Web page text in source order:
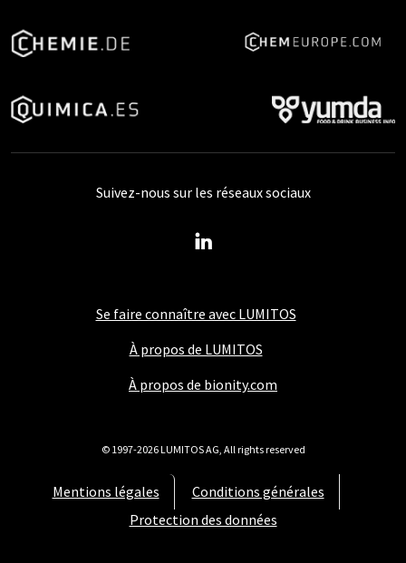
Se faire connaître avec LUMITOS
À propos de LUMITOS
À propos de bionity.com
Mentions légales
Conditions générales
Protection des données
Suivez-nous sur les réseaux sociaux
© 1997-2026 LUMITOS AG, All rights reserved